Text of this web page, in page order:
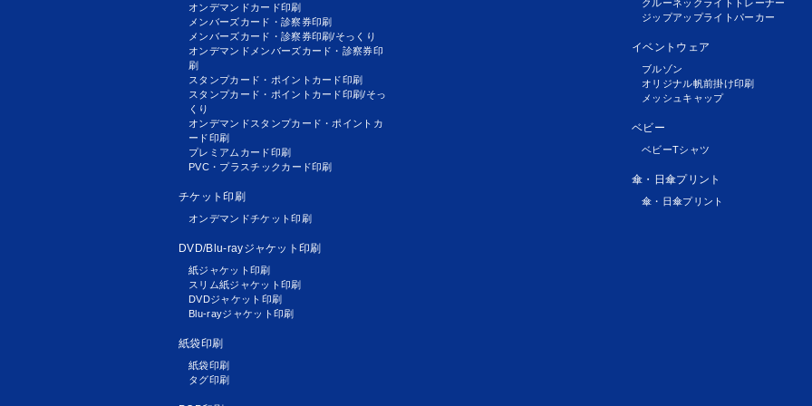
オンデマンドカード印刷
メンバーズカード・診察券印刷
メンバーズカード・診察券印刷/そっくり
オンデマンドメンバーズカード・診察券印
刷
スタンプカード・ポイントカード印刷
スタンプカード・ポイントカード印刷/そっ
くり
オンデマンドスタンプカード・ポイントカ
ード印刷
プレミアムカード印刷
PVC・プラスチックカード印刷
チケット印刷
オンデマンドチケット印刷
DVD/Blu-rayジャケット印刷
紙ジャケット印刷
スリム紙ジャケット印刷
DVDジャケット印刷
Blu-rayジャケット印刷
紙袋印刷
紙袋印刷
タグ印刷
クルーネックライトトレーナー
ジップアップライトパーカー
イベントウェア
ブルゾン
オリジナル帆前掛け印刷
メッシュキャップ
ベビー
ベビーTシャツ
傘・日傘プリント
傘・日傘プリント